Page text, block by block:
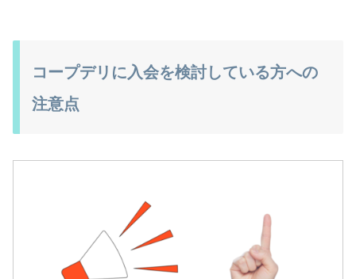
コープデリに入会を検討している方への
注意点